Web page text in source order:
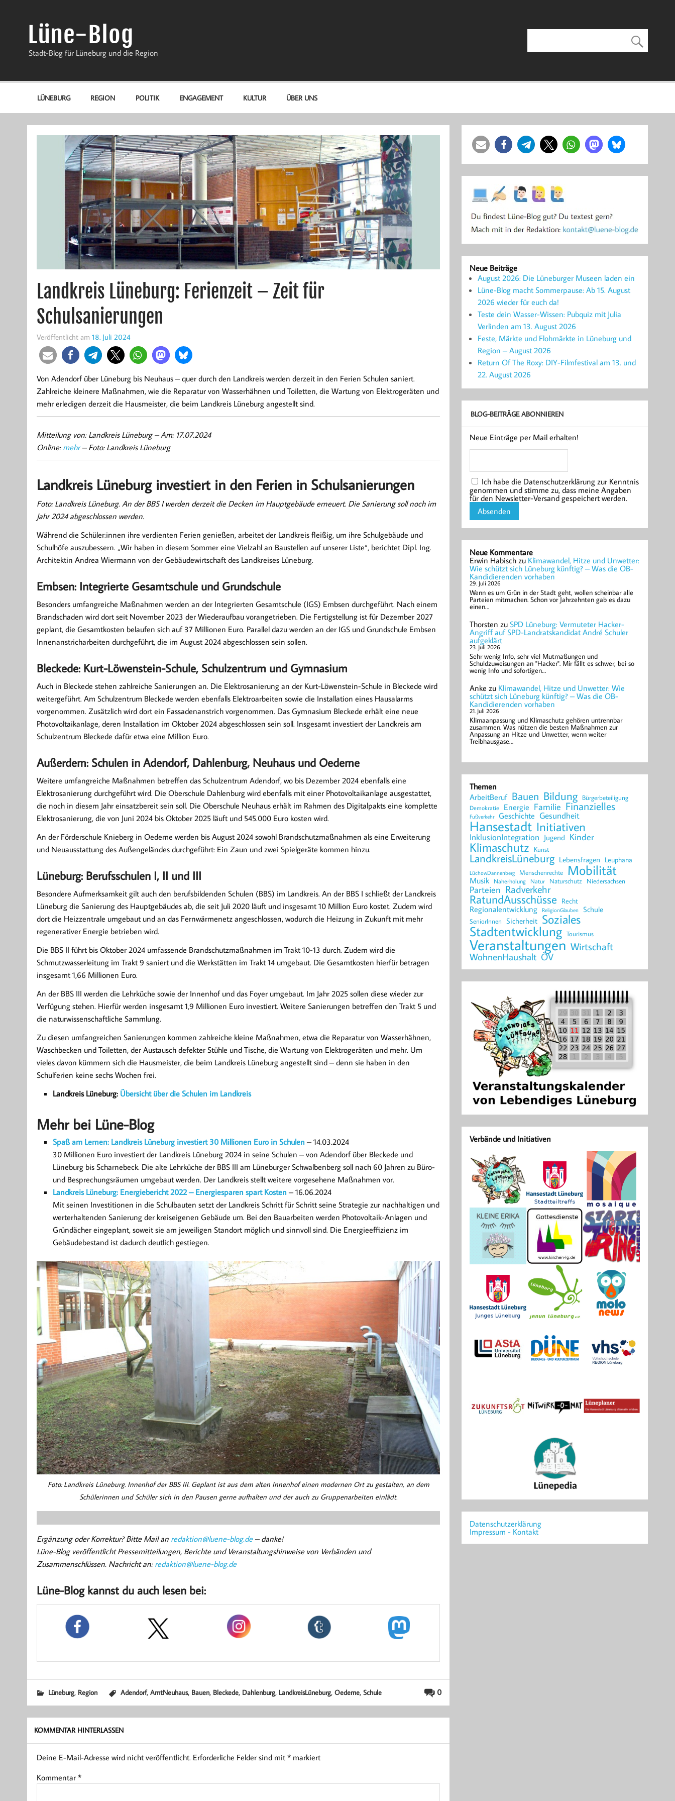
Lüne-Blog
Stadt-Blog für Lüneburg und die Region
LÜNEBURG REGION POLITIK ENGAGEMENT KULTUR ÜBER UNS
Landkreis Lüneburg: Ferienzeit – Zeit für
Schulsanierungen
Veröffentlicht am 18. Juli 2024
Von Adendorf über Lüneburg bis Neuhaus – quer durch den Landkreis werden derzeit in den Ferien Schulen saniert.
Zahlreiche kleinere Maßnahmen, wie die Reparatur von Wasserhähnen und Toiletten, die Wartung von Elektrogeräten und
mehr erledigen derzeit die Hausmeister, die beim Landkreis Lüneburg angestellt sind.
Mitteilung von: Landkreis Lüneburg –Am: 17.07.2024
Online: mehr– Foto: Landkreis Lüneburg
Landkreis Lüneburg investiert in den Ferien in Schulsanierungen
Foto: Landkreis Lüneburg. An der BBS I werden derzeit die Decken im Hauptgebäude erneuert. Die Sanierung soll noch im
Jahr 2024 abgeschlossen werden.
Während die Schüler:innen ihre verdienten Ferien genießen, arbeitet der Landkreis fleißig, um ihre Schulgebäude und
Schulhöfe auszubessern. „Wir haben in diesem Sommer eine Vielzahl an Baustellen auf unserer Liste“, berichtet Dipl. Ing.
Architektin Andrea Wiermann von der Gebäudewirtschaft des Landkreises Lüneburg.
Embsen: Integrierte Gesamtschule und Grundschule
Besonders umfangreiche Maßnahmen werden an der Integrierten Gesamtschule (IGS) Embsen durchgeführt. Nach einem
Brandschaden wird dort seit November 2023 der Wiederaufbau vorangetrieben. Die Fertigstellung ist für Dezember 2027
geplant, die Gesamtkosten belaufen sich auf 37 Millionen Euro. Parallel dazu werden an der IGS und Grundschule Embsen
Innenanstricharbeiten durchgeführt, die im August 2024 abgeschlossen sein sollen.
Bleckede: Kurt-Löwenstein-Schule, Schulzentrum und Gymnasium
Auch in Bleckede stehen zahlreiche Sanierungen an. Die Elektrosanierung an der Kurt-Löwenstein-Schule in Bleckede wird
weitergeführt. Am Schulzentrum Bleckede werden ebenfalls Elektroarbeiten sowie die Installation eines Hausalarms
vorgenommen. Zusätzlich wird dort ein Fassadenanstrich vorgenommen. Das Gymnasium Bleckede erhält eine neue
Photovoltaikanlage, deren Installation im Oktober 2024 abgeschlossen sein soll. Insgesamt investiert der Landkreis am
Schulzentrum Bleckede dafür etwa eine Million Euro.
Außerdem: Schulen in Adendorf, Dahlenburg, Neuhaus und Oedeme
Weitere umfangreiche Maßnahmen betreffen das Schulzentrum Adendorf, wo bis Dezember 2024 ebenfalls eine
Elektrosanierung durchgeführt wird. Die Oberschule Dahlenburg wird ebenfalls mit einer Photovoltaikanlage ausgestattet,
die noch in diesem Jahr einsatzbereit sein soll. Die Oberschule Neuhaus erhält im Rahmen des Digitalpakts eine komplette
Elektrosanierung, die von Juni 2024 bis Oktober 2025 läuft und 545.000 Euro kosten wird.
An der Förderschule Knieberg in Oedeme werden bis August 2024 sowohl Brandschutzmaßnahmen als eine Erweiterung
und Neuausstattung des Außengeländes durchgeführt: Ein Zaun und zwei Spielgeräte kommen hinzu.
Lüneburg: Berufsschulen I, II und III
Besondere Aufmerksamkeit gilt auch den berufsbildenden Schulen (BBS) im Landkreis. An der BBS I schließt der Landkreis
Lüneburg die Sanierung des Hauptgebäudes ab, die seit Juli 2020 läuft und insgesamt 10 Million Euro kostet. Zudem wird
dort die Heizzentrale umgebaut und an das Fernwärmenetz angeschlossen, wodurch die Heizung in Zukunft mit mehr
regenerativer Energie betrieben wird.
Die BBS II führt bis Oktober 2024 umfassende Brandschutzmaßnahmen im Trakt 10-13 durch. Zudem wird die
Schmutzwasserleitung im Trakt 9 saniert und die Werkstätten im Trakt 14 umgebaut. Die Gesamtkosten hierfür betragen
insgesamt 1,66 Millionen Euro.
An der BBS III werden die Lehrküche sowie der Innenhof und das Foyer umgebaut. Im Jahr 2025 sollen diese wieder zur
Verfügung stehen. Hierfür werden insgesamt 1,9 Millionen Euro investiert. Weitere Sanierungen betreffen den Trakt 5 und
die naturwissenschaftliche Sammlung.
Zu diesen umfangreichen Sanierungen kommen zahlreiche kleine Maßnahmen, etwa die Reparatur von Wasserhähnen,
Waschbecken und Toiletten, der Austausch defekter Stühle und Tische, die Wartung von Elektrogeräten und mehr. Um
vieles davon kümmern sich die Hausmeister, die beim Landkreis Lüneburg angestellt sind – denn sie haben in den
Schulferien keine sechs Wochen frei.
Landkreis Lüneburg: Übersicht über die Schulen im Landkreis
Mehr bei Lüne-Blog
Spaß am Lernen: Landkreis Lüneburg investiert 30 Millionen Euro in Schulen – 14.03.2024
30 Millionen Euro investiert der Landkreis Lüneburg 2024 in seine Schulen – von Adendorf über Bleckede und
Lüneburg bis Scharnebeck. Die alte Lehrküche der BBS III am Lüneburger Schwalbenberg soll nach 60 Jahren zu Büro-
und Besprechungsräumen umgebaut werden. Der Landkreis stellt weitere vorgesehene Maßnahmen vor.
Landkreis Lüneburg: Energiebericht 2022 – Energiesparen spart Kosten – 16.06.2024
Mit seinen Investitionen in die Schulbauten setzt der Landkreis Schritt für Schritt seine Strategie zur nachhaltigen und
werterhaltenden Sanierung der kreiseigenen Gebäude um. Bei den Bauarbeiten werden Photovoltaik-Anlagen und
Gründächer eingeplant, soweit sie am jeweiligen Standort möglich und sinnvoll sind. Die Energieeffizienz im
Gebäudebestand ist dadurch deutlich gestiegen.
Foto: Landkreis Lüneburg. Innenhof der BBS III. Geplant ist aus dem alten Innenhof einen modernen Ort zu gestalten, an dem
Schülerinnen und Schüler sich in den Pausen gerne aufhalten und der auch zu Gruppenarbeiten einlädt.
Ergänzung oder Korrektur? Bitte Mail an redaktion@luene-blog.de– danke!
Lüne-Blog veröffentlicht Pressemitteilungen, Berichte und Veranstaltungshinweise von Verbänden und
Zusammenschlüssen. Nachricht an: redaktion@luene-blog.de
Lüne-Blog kannst du auch lesen bei:
0
Lüneburg, Region Adendorf, AmtNeuhaus, Bauen, Bleckede, Dahlenburg, LandkreisLüneburg, Oedeme, Schule
KOMMENTAR HINTERLASSEN
Deine E-Mail-Adresse wird nicht veröffentlicht. Erforderliche Felder sind mit *markiert
Kommentar *
Neue Beiträge
August 2026: Die Lüneburger Museen laden ein
Lüne-Blog macht Sommerpause: Ab 15. August
2026 wieder für euch da!
Teste dein Wasser-Wissen: Pubquiz mit Julia
Verlinden am 13. August 2026
Feste, Märkte und Flohmärkte in Lüneburg und
Region – August 2026
Return Of The Roxy: DIY-Filmfestival am 13. und
22. August 2026
BLOG-BEITRÄGE ABONNIEREN
Neue Einträge per Mail erhalten!
Ich habe die Datenschutzerklärung zur Kenntnis
genommen und stimme zu, dass meine Angaben
für den Newsletter-Versand gespeichert werden.
Neue Kommentare
Erwin Habisch zu Klimawandel, Hitze und Unwetter:
Wie schützt sich Lüneburg künftig? – Was die OB-
Kandidierenden vorhaben
29. Juli 2026
Wenn es um Grün in der Stadt geht, wollen scheinbar alle
Parteien mitmachen. Schon vor Jahrzehnten gab es dazu
einen…
Thorsten zuSPD Lüneburg: Vermuteter Hacker-
Angriff auf SPD-Landratskandidat André Schuler
aufgeklärt
23. Juli 2026
Sehr wenig Info, sehr viel Mutmaßungen und
Schuldzuweisungen an "Hacker". Mir fällt es schwer, bei so
wenig Info und sofortigen…
Anke zu Klimawandel, Hitze und Unwetter: Wie
schützt sich Lüneburg künftig? – Was die OB-
Kandidierenden vorhaben
21. Juli 2026
Klimaanpassung und Klimaschutz gehören untrennbar
zusammen. Was nützen die besten Maßnahmen zur
Anpassung an Hitze und Unwetter, wenn weiter
Treibhausgase…
Themen
ArbeitBeruf Bauen Bildung Bürgerbeteiligung
Demokratie Energie Familie Finanzielles
Fußverkehr Geschichte Gesundheit
Hansestadt Initiativen
InklusionIntegration Jugend Kinder
Klimaschutz Kunst
LandkreisLüneburg Lebensfragen Leuphana
LüchowDannenberg Menschenrechte Mobilität
Musik Naherholung Natur Naturschutz Niedersachsen
Parteien Radverkehr
RatundAusschüsse Recht
Regionalentwicklung ReligionGlauben Schule
SeniorInnen Sicherheit Soziales
Stadtentwicklung Tourismus
Veranstaltungen Wirtschaft
WohnenHaushalt ÖV
Verbände und Initiativen
Datenschutzerklärung
Impressum - Kontakt